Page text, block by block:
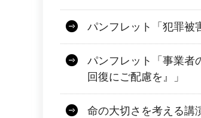
パンフレット「犯罪被
パンフレット「事業者
回復にご配慮を』」
命の大切さを考える講